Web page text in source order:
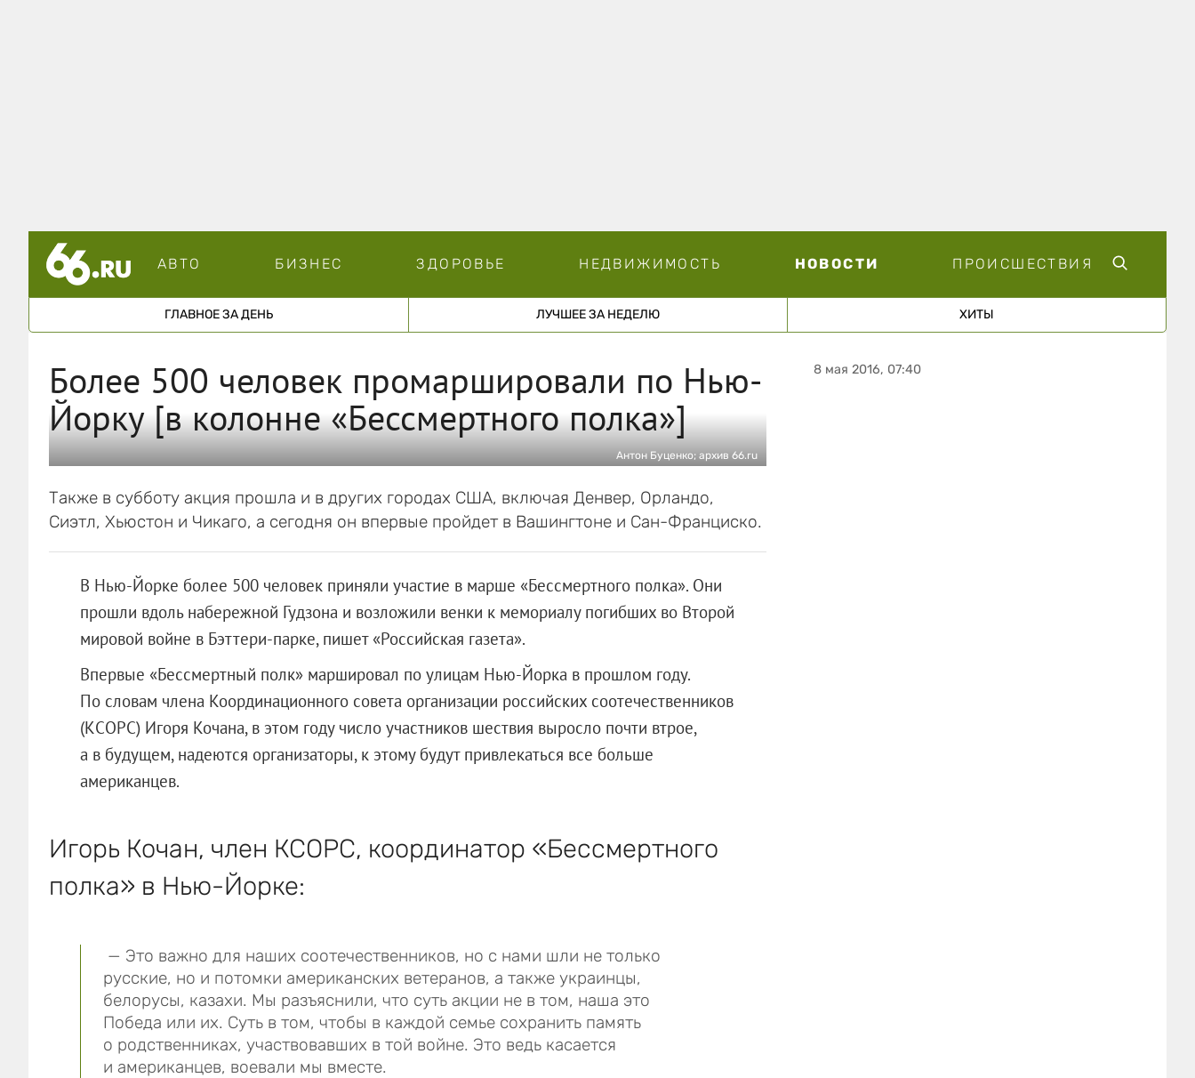
АВТО БИЗНЕС ЗДОРОВЬЕ НЕДВИЖИМОСТЬ НОВОСТИ ПРОИСШЕСТВИЯ
ГЛАВНОЕ ЗА ДЕНЬ ЛУЧШЕЕ ЗА НЕДЕЛЮ ХИТЫ
Более 500 человек промаршировали по Нью-
Йорку [в колонне «Бессмертного полка»]
Антон Буценко; архив 66.ru
Также в субботу акция прошла и в других городах США, включая Денвер, Орландо,
Сиэтл, Хьюстон и Чикаго, а сегодня он впервые пройдет в Вашингтоне и Сан-Франциско.
В Нью-Йорке более 500 человек приняли участие в марше «Бессмертного полка». Они
прошли вдоль набережной Гудзона и возложили венки к мемориалу погибших во Второй
мировой войне в Бэттери-парке, пишет «Российская газета».
Впервые «Бессмертный полк» маршировал по улицам Нью-Йорка в прошлом году.
По словам члена Координационного совета организации российских соотечественников
(КСОРС) Игоря Кочана, в этом году число участников шествия выросло почти втрое,
а в будущем, надеются организаторы, к этому будут привлекаться все больше
американцев.
Игорь Кочан, член КСОРС, координатор «Бессмертного
полка» в Нью-Йорке:
— Это важно для наших соотечественников, но с нами шли не только
русские, но и потомки американских ветеранов, а также украинцы,
белорусы, казахи. Мы разъяснили, что суть акции не в том, наша это
Победа или их. Суть в том, чтобы в каждой семье сохранить память
о родственниках, участвовавших в той войне. Это ведь касается
и американцев, воевали мы вместе.
8 мая 2016, 07:40